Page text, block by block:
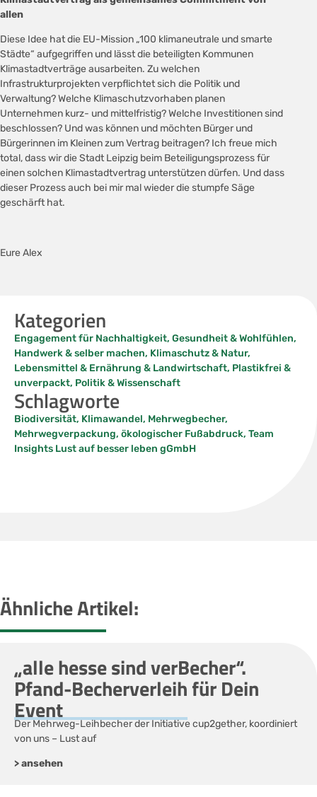
allen
Diese Idee hat die EU-Mission „100 klimaneutrale und smarte
Städte“ aufgegriffen und lässt die beteiligten Kommunen
Klimastadtverträge ausarbeiten. Zu welchen
Infrastrukturprojekten verpflichtet sich die Politik und
Verwaltung? Welche Klimaschutzvorhaben planen
Unternehmen kurz- und mittelfristig? Welche Investitionen sind
beschlossen? Und was können und möchten Bürger und
Bürgerinnen im Kleinen zum Vertrag beitragen? Ich freue mich
total, dass wir die Stadt Leipzig beim Beteiligungsprozess für
einen solchen Klimastadtvertrag unterstützen dürfen. Und dass
dieser Prozess auch bei mir mal wieder die stumpfe Säge
geschärft hat.
Eure Alex
Kategorien
Engagement für Nachhaltigkeit, Gesundheit & Wohlfühlen,
Handwerk & selber machen, Klimaschutz & Natur,
Lebensmittel & Ernährung & Landwirtschaft, Plastikfrei &
unverpackt, Politik & Wissenschaft
Schlagworte
Biodiversität, Klimawandel, Mehrwegbecher,
Mehrwegverpackung, ökologischer Fußabdruck, Team
Insights Lust auf besser leben gGmbH
Ähnliche Artikel:
„alle hesse sind verBecher“.
Pfand-Becherverleih für Dein
Event
Der Mehrweg-Leihbecher der Initiative cup2gether, koordiniert
von uns – Lust auf
> ansehen